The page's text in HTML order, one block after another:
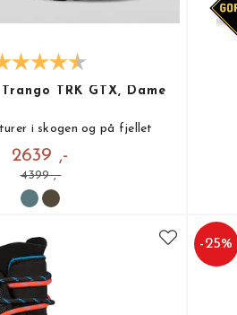
TRK GTX, Dame
i skogen og på fjellet
2639 ,-
4399 ,-
-25%